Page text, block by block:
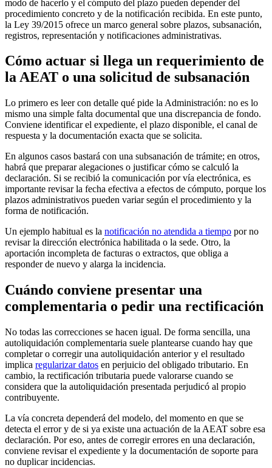
modo de hacerlo y el cómputo del plazo pueden depender del
procedimiento concreto y de la notificación recibida. En este punto,
la Ley 39/2015 ofrece un marco general sobre plazos, subsanación,
registros, representación y notificaciones administrativas.
Cómo actuar si llega un requerimiento de
la AEAT o una solicitud de subsanación
Lo primero es leer con detalle qué pide la Administración: no es lo
mismo una simple falta documental que una discrepancia de fondo.
Conviene identificar el expediente, el plazo disponible, el canal de
respuesta y la documentación exacta que se solicita.
En algunos casos bastará con una subsanación de trámite; en otros,
habrá que preparar alegaciones o justificar cómo se calculó la
declaración. Si se recibió la comunicación por vía electrónica, es
importante revisar la fecha efectiva a efectos de cómputo, porque los
plazos administrativos pueden variar según el procedimiento y la
forma de notificación.
Un ejemplo habitual es la notificación no atendida a tiempo por no
revisar la dirección electrónica habilitada o la sede. Otro, la
aportación incompleta de facturas o extractos, que obliga a
responder de nuevo y alarga la incidencia.
Cuándo conviene presentar una
complementaria o pedir una rectificación
No todas las correcciones se hacen igual. De forma sencilla, una
autoliquidación complementaria suele plantearse cuando hay que
completar o corregir una autoliquidación anterior y el resultado
implica regularizar datos en perjuicio del obligado tributario. En
cambio, la rectificación tributaria puede valorarse cuando se
considera que la autoliquidación presentada perjudicó al propio
contribuyente.
La vía concreta dependerá del modelo, del momento en que se
detecta el error y de si ya existe una actuación de la AEAT sobre esa
declaración. Por eso, antes de corregir errores en una declaración,
conviene revisar el expediente y la documentación de soporte para
no duplicar incidencias.